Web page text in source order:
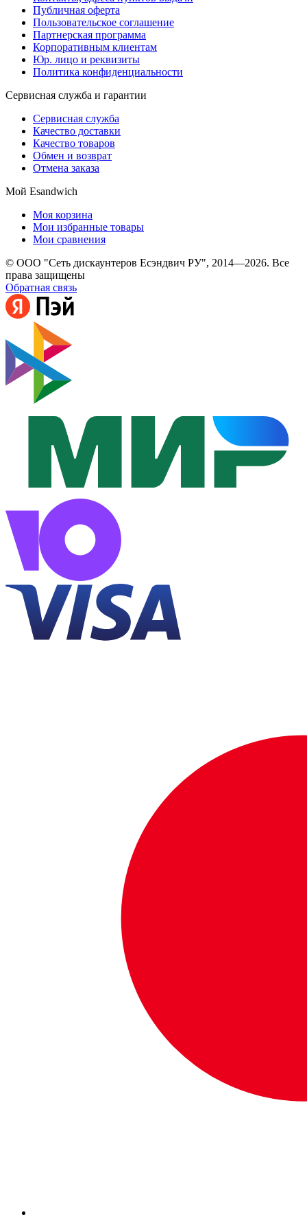
Публичная оферта
Пользовательское соглашение
Партнерская программа
Корпоративным клиентам
Юр. лицо и реквизиты
Политика конфиденциальности
Сервисная служба и гарантии
Сервисная служба
Качество доставки
Качество товаров
Обмен и возврат
Отмена заказа
Мой Esandwich
Моя корзина
Мои избранные товары
Мои сравнения
© ООО "Сеть дискаунтеров Есэндвич РУ", 2014—2026. Все
права защищены
Обратная связь